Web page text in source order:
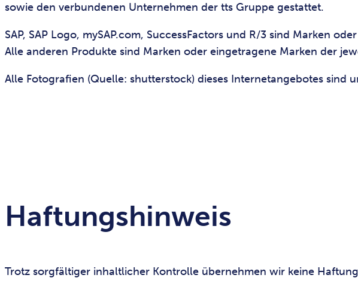
sowie den verbundenen Unternehmen der tts Gruppe gestattet.
SAP, SAP Logo, mySAP.com, SuccessFactors und R/3 sind Marken
Alle anderen Produkte sind Marken oder eingetragene Marken der
Alle Fotografien (Quelle: shutterstock) dieses Internetangebotes sind
Haftungshinweis
Trotz sorgfältiger inhaltlicher Kontrolle übernehmen wir keine